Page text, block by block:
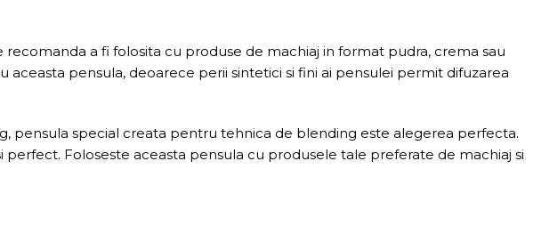
a fi folosita cu produse de machiaj in format pudra, crema sau
pensula, deoarece perii sintetici si fini ai pensulei permit difuzarea
pensula special creata pentru tehnica de blending este alegerea perfecta.
Foloseste aceasta pensula cu produsele tale preferate de machiaj si